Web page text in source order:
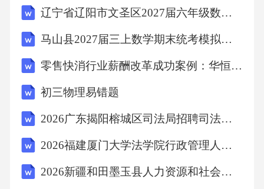
C、五十
D、八十
三十二条规定，耕地的承包期为三十年。故选
B。
辽宁省辽阳市文圣区2027届六年级数学第一学期期末质量检测试题含解析
马山县2027届三上数学期末统考模拟试题含解析
零售快消行业薪酬改革成功案例：华恒智信破解调薪机会少困局
初三物理易错题
2026广东揭阳榕城区司法局招聘司法所专职人民调解员的1人备考题库含答案详解（模拟题）
2026福建厦门大学法学院行政管理人员招聘2人备考题库有答案详解
2026新疆和田墨玉县人力资源和社会保障局招聘备考题库附答案详解（满分必刷）